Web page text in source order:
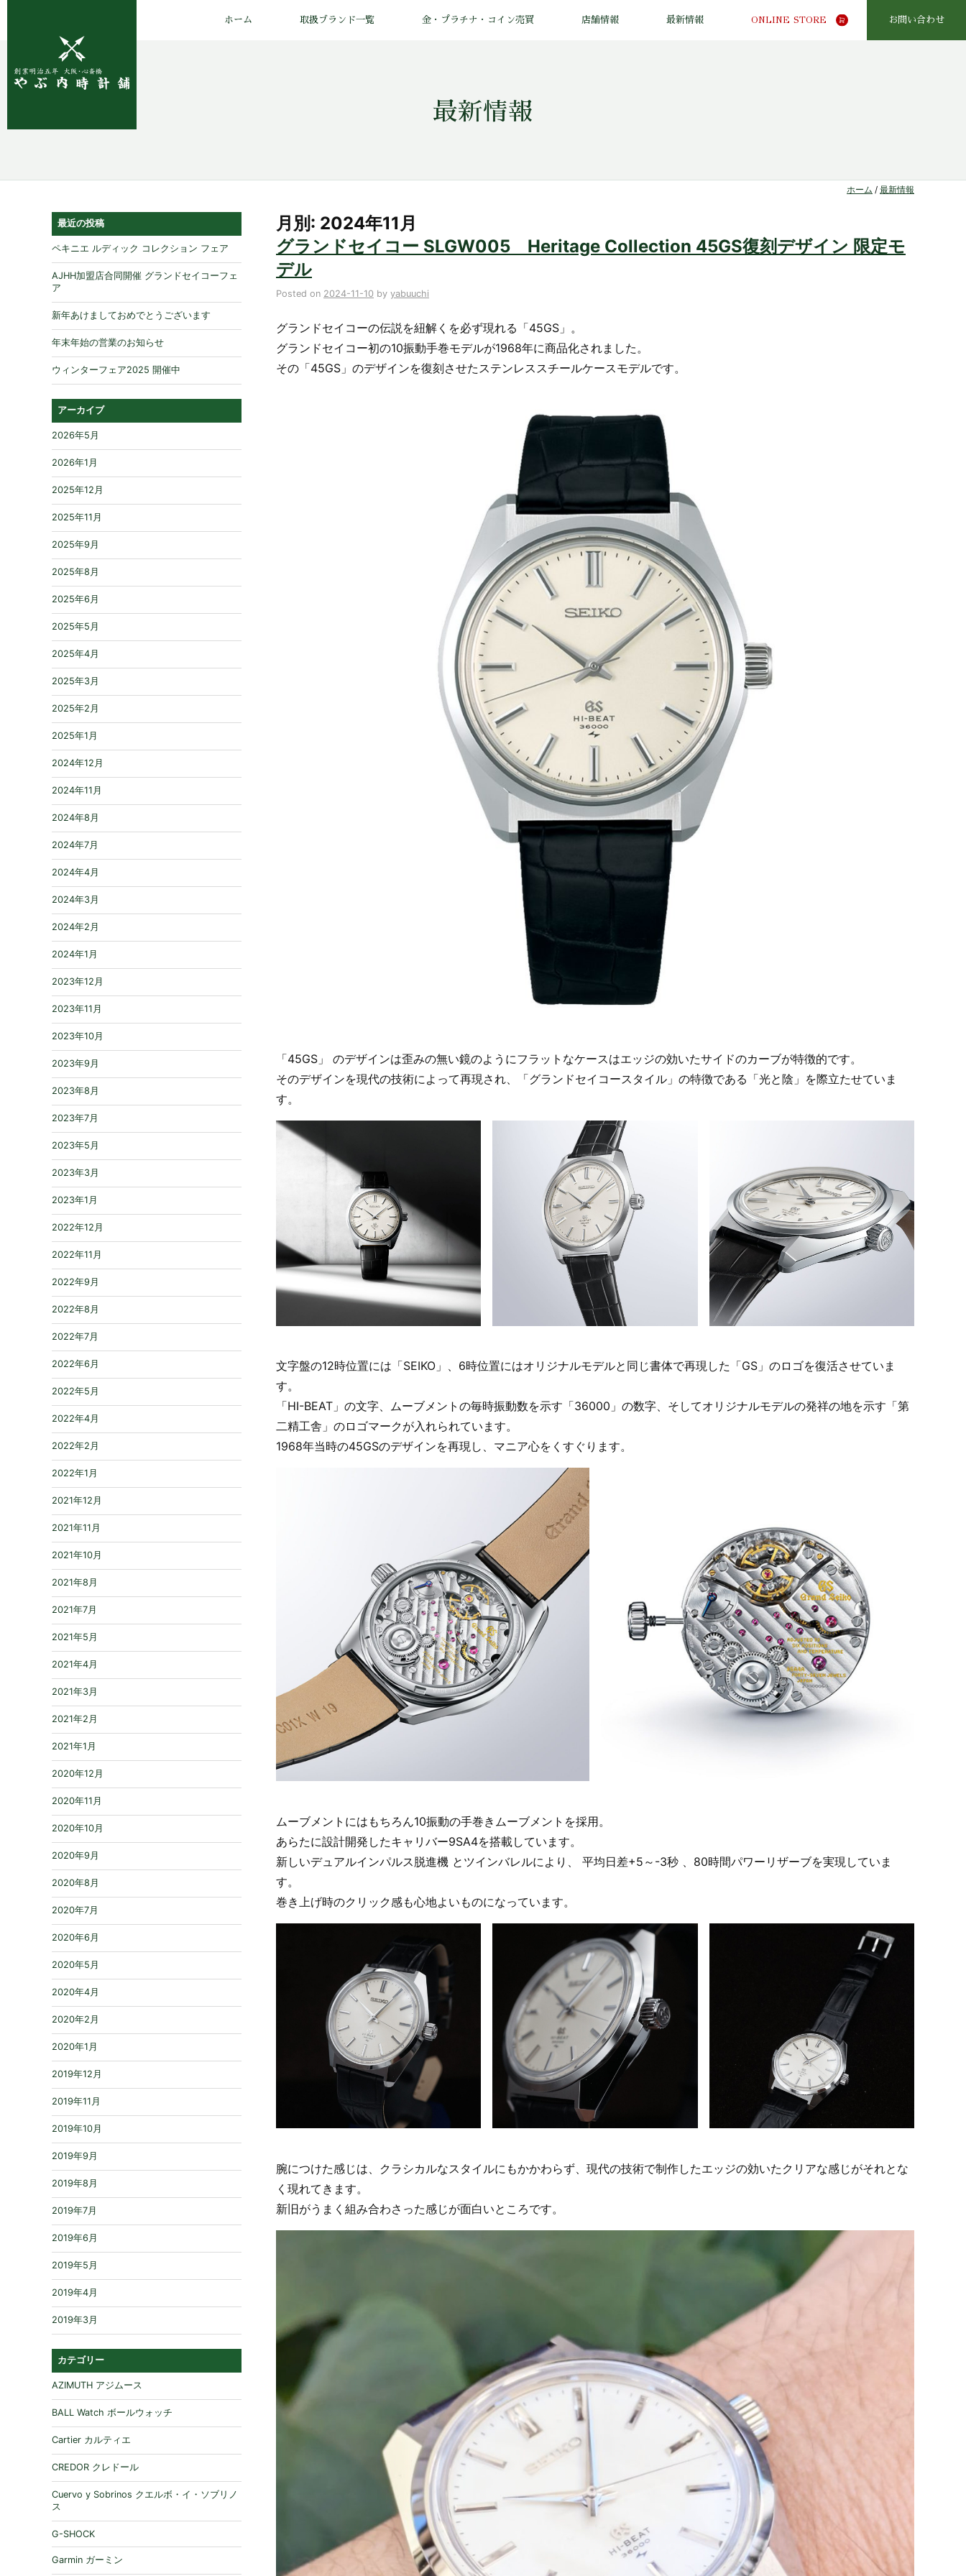
ホーム 取扱ブランド一覧 金・プラチナ・コイン売買 店舗情報 最新情報 ONLINE STORE お問い合わせ
最新情報
ホーム / 最新情報
月別: 2024年11月
グランドセイコー SLGW005 Heritage Collection 45GS復刻デザイン 限定モ
デル
Posted on 2024-11-10 by yabuuchi
グランドセイコーの伝説を紐解くを必ず現れる「45GS」。
グランドセイコー初の10振動手巻モデルが1968年に商品化されました。
その「45GS」のデザインを復刻させたステンレススチールケースモデルです。
「45GS」 のデザインは歪みの無い鏡のようにフラットなケースはエッジの効いたサイドのカーブが特徴的です。
そのデザインを現代の技術によって再現され、「グランドセイコースタイル」の特徴である「光と陰」を際立たせていま
す。
文字盤の12時位置には「SEIKO」、6時位置にはオリジナルモデルと同じ書体で再現した「GS」のロゴを復活させていま
す。
「HI-BEAT」の文字、ムーブメントの毎時振動数を示す「36000」の数字、そしてオリジナルモデルの発祥の地を示す「第
二精工舎」のロゴマークが入れられています。
1968年当時の45GSのデザインを再現し、マニア心をくすぐります。
ムーブメントにはもちろん10振動の手巻きムーブメントを採用。
あらたに設計開発したキャリバー9SA4を搭載しています。
新しいデュアルインパルス脱進機 とツインバレルにより、 平均日差+5～-3秒 、80時間パワーリザーブを実現していま
す。
巻き上げ時のクリック感も心地よいものになっています。
腕につけた感じは、クラシカルなスタイルにもかかわらず、現代の技術で制作したエッジの効いたクリアな感じがそれとな
く現れてきます。
新旧がうまく組み合わさった感じが面白いところです。
最近の投稿
ペキニエ ルディック コレクション フェア
AJHH加盟店合同開催 グランドセイコーフェ
ア
新年あけましておめでとうございます
年末年始の営業のお知らせ
ウィンターフェア2025 開催中
アーカイブ
2026年5月
2026年1月
2025年12月
2025年11月
2025年9月
2025年8月
2025年6月
2025年5月
2025年4月
2025年3月
2025年2月
2025年1月
2024年12月
2024年11月
2024年8月
2024年7月
2024年4月
2024年3月
2024年2月
2024年1月
2023年12月
2023年11月
2023年10月
2023年9月
2023年8月
2023年7月
2023年5月
2023年3月
2023年1月
2022年12月
2022年11月
2022年9月
2022年8月
2022年7月
2022年6月
2022年5月
2022年4月
2022年2月
2022年1月
2021年12月
2021年11月
2021年10月
2021年8月
2021年7月
2021年5月
2021年4月
2021年3月
2021年2月
2021年1月
2020年12月
2020年11月
2020年10月
2020年9月
2020年8月
2020年7月
2020年6月
2020年5月
2020年4月
2020年2月
2020年1月
2019年12月
2019年11月
2019年10月
2019年9月
2019年8月
2019年7月
2019年6月
2019年5月
2019年4月
2019年3月
カテゴリー
AZIMUTH アジムース
BALL Watch ボールウォッチ
Cartier カルティエ
CREDOR クレドール
Cuervo y Sobrinos クエルボ・イ・ソブリノ
ス
G-SHOCK
Garmin ガーミン